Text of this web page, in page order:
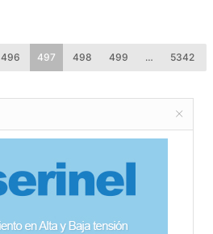
496 497 498 499 … 5342